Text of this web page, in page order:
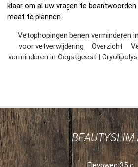
klaar om al uw vragen te beantwoorden
maat te plannen.
Vetophopingen benen verminderen
voor vetverwijdering
Overzicht
verminderen in Oegstgeest |
Flevoweg 35 c